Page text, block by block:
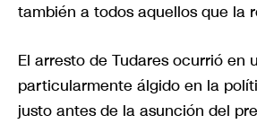
también a todos aquellos que la
El arresto de Tudares ocurrió en
particularmente álgido en la
justo antes de la asunción del